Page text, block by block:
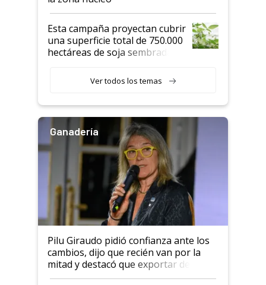
Esta campaña proyectan cubrir
una superficie total de 750.000
hectáreas de soja sembradas
variedades que marcan un
salto tecnológico en genética y
Ver todos los temas
Ganadería
Pilu Giraudo pidió confianza ante los
cambios, dijo que recién van por la
mitad y destacó que exportar dejó de
ser "para unos pocos": "Tenemos un